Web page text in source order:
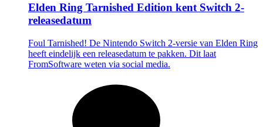
Elden Ring Tarnished Edition kent Switch 2-
releasedatum
Foul Tarnished! De Nintendo Switch 2-versie van Elden Ring
heeft eindelijk een releasedatum te pakken. Dit laat
FromSoftware weten via social media.